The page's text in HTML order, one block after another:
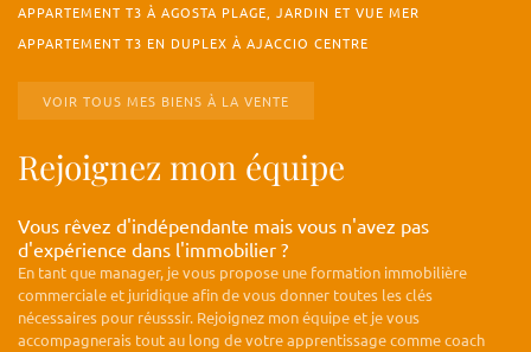
APPARTEMENT T3 À AGOSTA PLAGE, JARDIN ET VUE MER
APPARTEMENT T3 EN DUPLEX À AJACCIO CENTRE
VOIR TOUS MES BIENS À LA VENTE
Rejoignez mon équipe
Vous rêvez d'indépendante mais vous n'avez pas
d'expérience dans l'immobilier ?
En tant que manager, je vous propose une formation immobilière
commerciale et juridique afin de vous donner toutes les clés
nécessaires pour réusssir. Rejoignez mon équipe et je vous
accompagnerais tout au long de votre apprentissage comme coach